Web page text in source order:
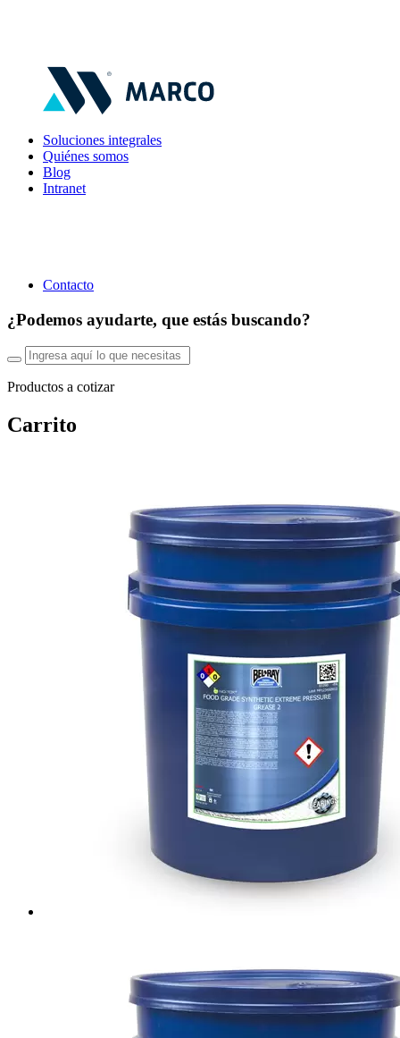
Soluciones integrales
Quiénes somos
Blog
Intranet
Contacto
¿Podemos ayudarte, que estás buscando?
Productos a cotizar
Carrito